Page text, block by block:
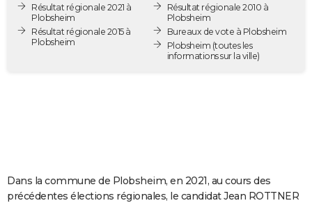
Destinations
City break
Voyage nature
Voyage de noces
Forum
PHOTO
GUIDES D'ACHAT
COPAINS D'AVANT
Résultat régionale 2021 à
Plobsheim
Résultat régionale 2015 à
Plobsheim
Résultat régionale 2010 à
Plobsheim
Bureaux de vote à Plobsheim
Plobsheim (toutes les
informations sur la ville)
Dans la commune de Plobsheim, en 2021, au cours des
précédentes élections régionales, le candidat Jean ROTTNER